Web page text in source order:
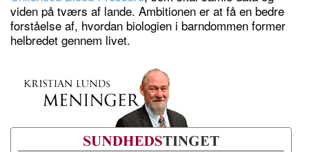
viden på tværs af lande. Ambitionen er at få en bedre
forståelse af, hvordan biologien i barndommen former
helbredet gennem livet.